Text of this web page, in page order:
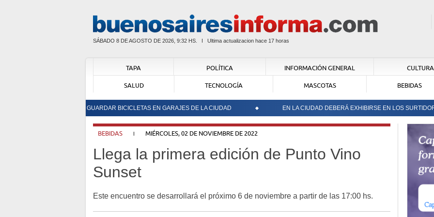
SÁBADO 8 DE AGOSTO DE 2026, 9:32 HS. Ultima actualizacion hace 17 horas
TAPA POLÍTICA INFORMACIÓN GENERAL CULTURA
SALUD TECNOLOGÍA MASCOTAS BEBIDAS
TARIFAS PARA GUARDAR BICICLETAS EN GARAJES DE LA CIUDAD EN LA CIUDAD DEBERÁ EXHIBIRSE EN LOS SURTIDORES
BEBIDAS MIÉRCOLES, 02 DE NOVIEMBRE DE 2022
Llega la primera edición de Punto Vino
Sunset
Este encuentro se desarrollará el próximo 6 de noviembre a partir de las 17:00 hs.
Aires
La